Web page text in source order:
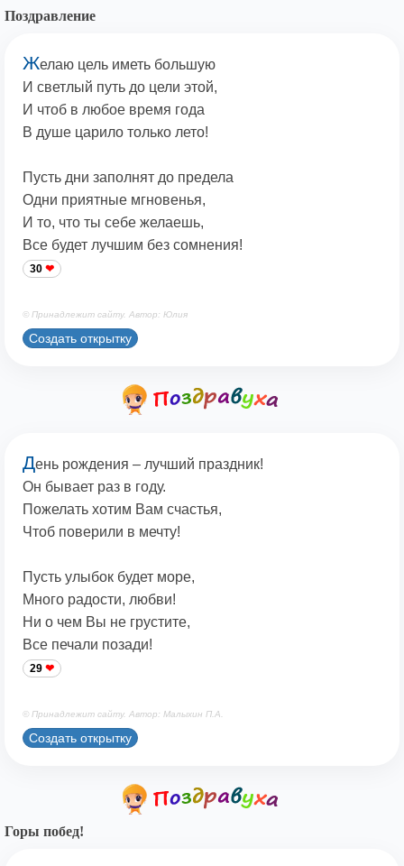
Поздравление
Желаю цель иметь большую
И светлый путь до цели этой,
И чтоб в любое время года
В душе царило только лето!
Пусть дни заполнят до предела
Одни приятные мгновенья,
И то, что ты себе желаешь,
Все будет лучшим без сомнения!
30
© Принадлежит сайту. Автор: Юлия
Создать открытку
День рождения – лучший праздник!
Он бывает раз в году.
Пожелать хотим Вам счастья,
Чтоб поверили в мечту!
Пусть улыбок будет море,
Много радости, любви!
Ни о чем Вы не грустите,
Все печали позади!
29
© Принадлежит сайту. Автор: Малыхин П.А.
Создать открытку
Горы побед!